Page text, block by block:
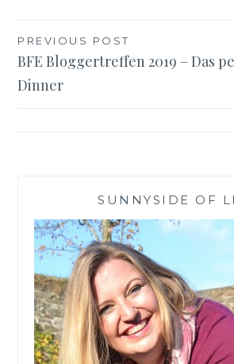
Beitragsnavigation
PREVIOUS POST
BFE Bloggertreffen 2019 – Das
Dinner
SUNNYSIDE OF